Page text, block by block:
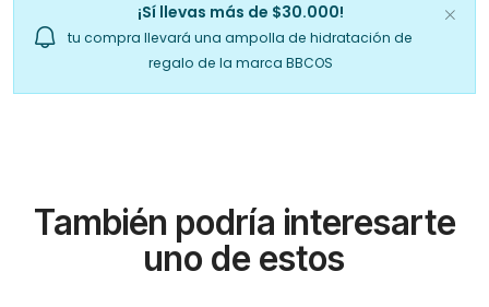
¡Sí llevas más de $30.000!
tu compra llevará una ampolla de hidratación de
regalo de la marca BBCOS
También podría interesarte
uno de estos